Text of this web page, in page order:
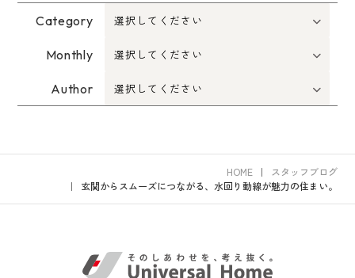
Category
Monthly
Author
HOME
スタッフブログ
玄関からスムーズにつながる、水回り動線が魅力の住まい。